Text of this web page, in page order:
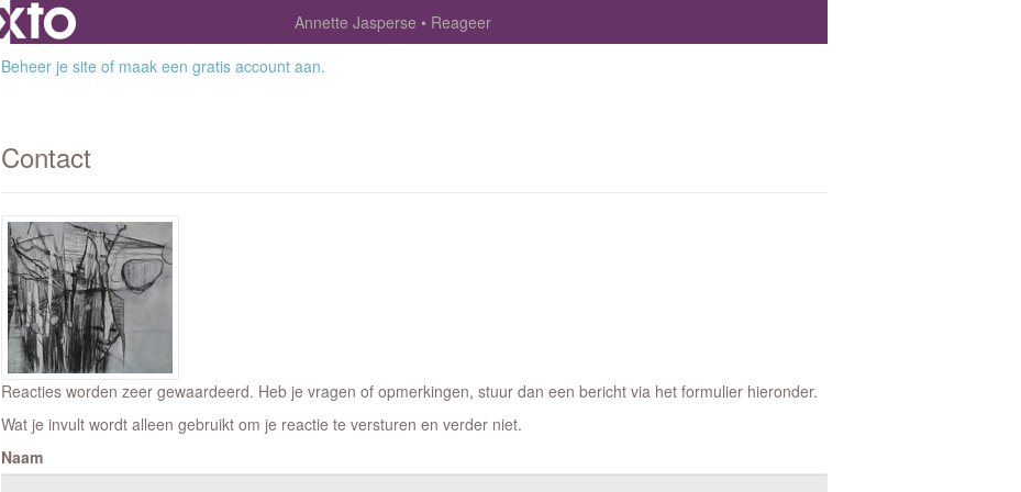
Annette Jasperse
Reageer
Beheer je site of maak een gratis account aan.
Contact
Reacties worden zeer gewaardeerd. Heb je vragen of opmerkingen, stuur dan een bericht via het formulier hieronder.
Wat je invult wordt alleen gebruikt om je reactie te versturen en verder niet.
Naam